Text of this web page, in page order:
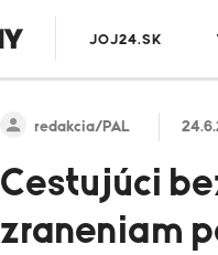
JOJ24.SK
redakcia/PAL
Cestujúci
zraneniam